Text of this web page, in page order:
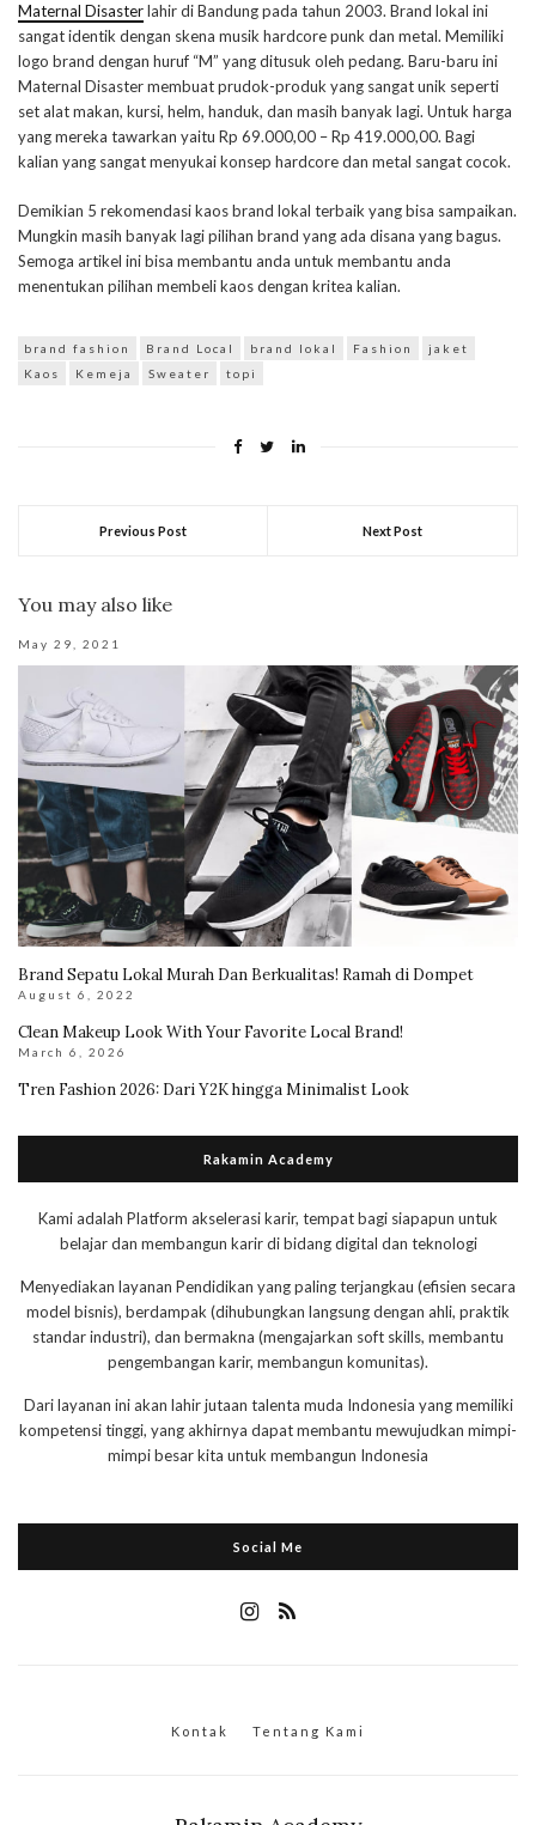
Maternal Disasterlahir di Bandung pada tahun 2003. Brand lokal ini
sangat identik dengan skena musik hardcore punk dan metal. Memiliki
logo brand dengan huruf “M” yang ditusuk oleh pedang. Baru-baru ini
Maternal Disaster membuat prudok-produk yang sangat unik seperti
set alat makan, kursi, helm, handuk, dan masih banyak lagi. Untuk harga
yang mereka tawarkan yaitu Rp 69.000,00 – Rp 419.000,00. Bagi
kalian yang sangat menyukai konsep hardcore dan metal sangat cocok.
Demikian 5 rekomendasi kaos brand lokal terbaik yang bisa sampaikan.
Mungkin masih banyak lagi pilihan brand yang ada disana yang bagus.
Semoga artikel ini bisa membantu anda untuk membantu anda
menentukan pilihan membeli kaos dengan kritea kalian.
brand fashion Brand Local brand lokal Fashion
jaket
Kaos
Kemeja Sweater topi
Previous Post Next Post
You may also like
May 29, 2021
Brand Sepatu Lokal Murah Dan Berkualitas! Ramah di Dompet
August 6, 2022
Clean Makeup Look With Your Favorite Local Brand!
March 6, 2026
Tren Fashion 2026: Dari Y2K hingga Minimalist Look
Rakamin Academy
Kami adalah Platform akselerasi karir, tempat bagi siapapun untuk
belajar dan membangun karir di bidang digital dan teknologi
Menyediakan layanan Pendidikan yang paling terjangkau (efisien secara
model bisnis), berdampak (dihubungkan langsung dengan ahli, praktik
standar industri), dan bermakna (mengajarkan soft skills, membantu
pengembangan karir, membangun komunitas).
Dari layanan ini akan lahir jutaan talenta muda Indonesia yang memiliki
kompetensi tinggi, yang akhirnya dapat membantu mewujudkan mimpi-
mimpi besar kita untuk membangun Indonesia
Social Me
Kontak Tentang Kami